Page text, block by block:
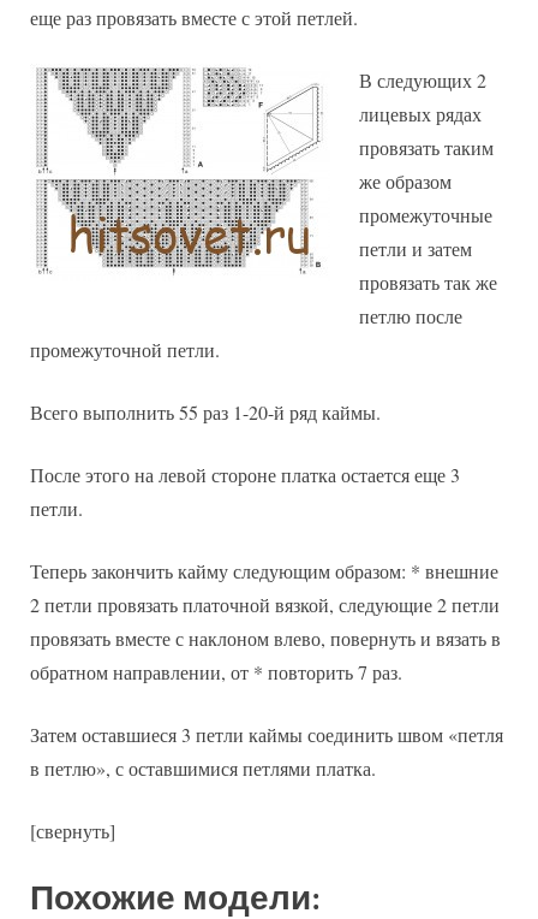
еще раз провязать вместе с этой петлей.
В следующих 2
лицевых рядах
провязать таким
же образом
промежуточные
петли и затем
провязать так же
петлю после
промежуточной петли.
Всего выполнить 55 раз 1-20-й ряд каймы.
После этого на левой стороне платка остается еще 3
петли.
Теперь закончить кайму следующим образом: * внешние
2 петли провязать платочной вязкой, следующие 2 петли
провязать вместе с наклоном влево, повернуть и вязать в
обратном направлении, от * повторить 7 раз.
Затем оставшиеся 3 петли каймы соединить швом «петля
в петлю», с оставшимися петлями платка.
[свернуть]
Похожие модели: